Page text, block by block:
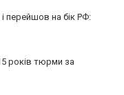
перейшов на бік РФ:
років тюрми за